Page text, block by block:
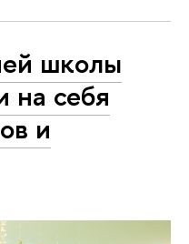
школы
себя
и